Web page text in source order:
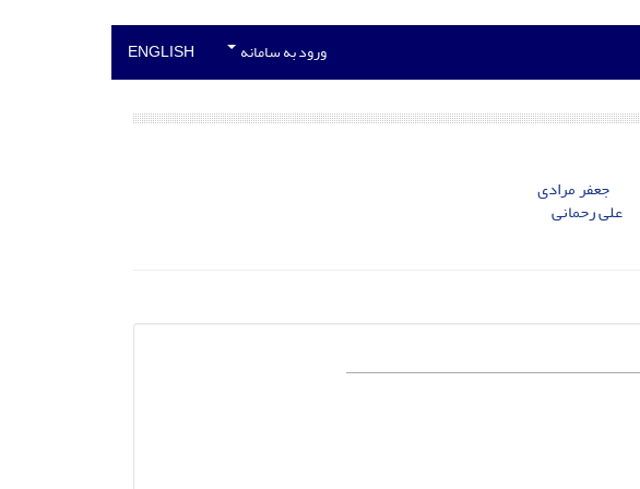
ورود به سامانه ENGLISH
جعفر مرادی
علی رحمانی